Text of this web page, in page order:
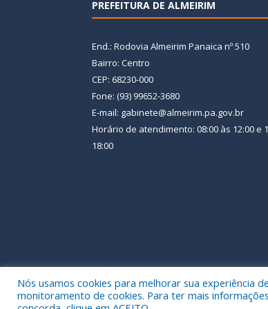
PREFEITURA DE ALMEIRIM
End.: Rodovia Almeirim Panaica nº 510
Bairro: Centro
CEP: 68230-000
Fone: (93) 99652-3680
E-mail: gabinete@almeirim.pa.gov.br
Horário de atendimento: 08:00 às 12:00 e
18:00
Todos os direitos reservados a
Nós usamos cookies para melhorar sua experiência
monitoramento de cookies. Para ter mais